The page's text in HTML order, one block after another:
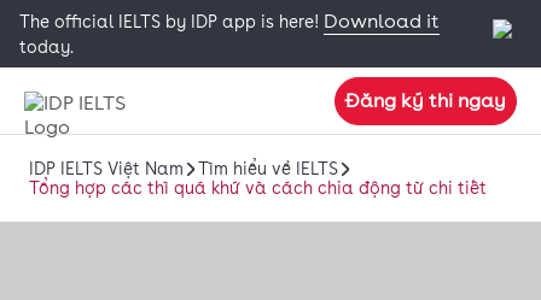
The official IELTS by IDP app is here! Download it
today.
Đăng ký thi ngay
IDP IELTS Việt Nam
Tìm hiểu về IELTS
Tổng hợp các thì quá khứ và cách chia động từ chi tiết